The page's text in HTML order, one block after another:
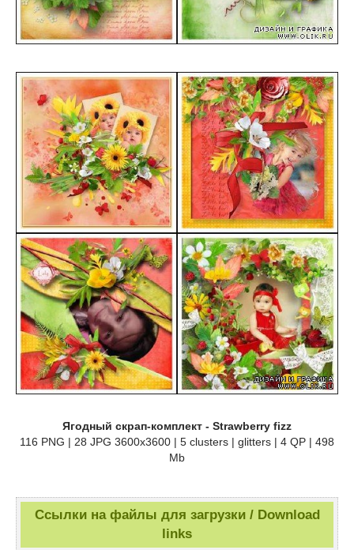
Ягодный скрап-комплект - Strawberry fizz
116 PNG | 28 JPG 3600x3600 | 5 clusters | glitters | 4 QP | 498
Mb
Ссылки на файлы для загрузки / Download
links